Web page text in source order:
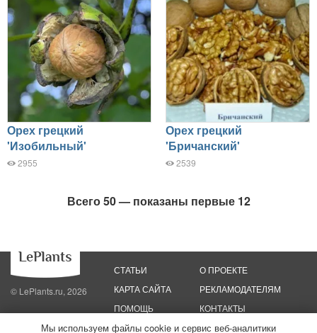
Орех грецкий
'Изобильный'
2955
Орех грецкий
'Бричанский'
2539
Всего 50 — показаны первые 12
© LePlants.ru, 2026
СТАТЬИ
КАРТА САЙТА
ПОМОЩЬ
О ПРОЕКТЕ
РЕКЛАМОДАТЕЛЯМ
КОНТАКТЫ
Мы используем файлы cookie и сервис веб-аналитики